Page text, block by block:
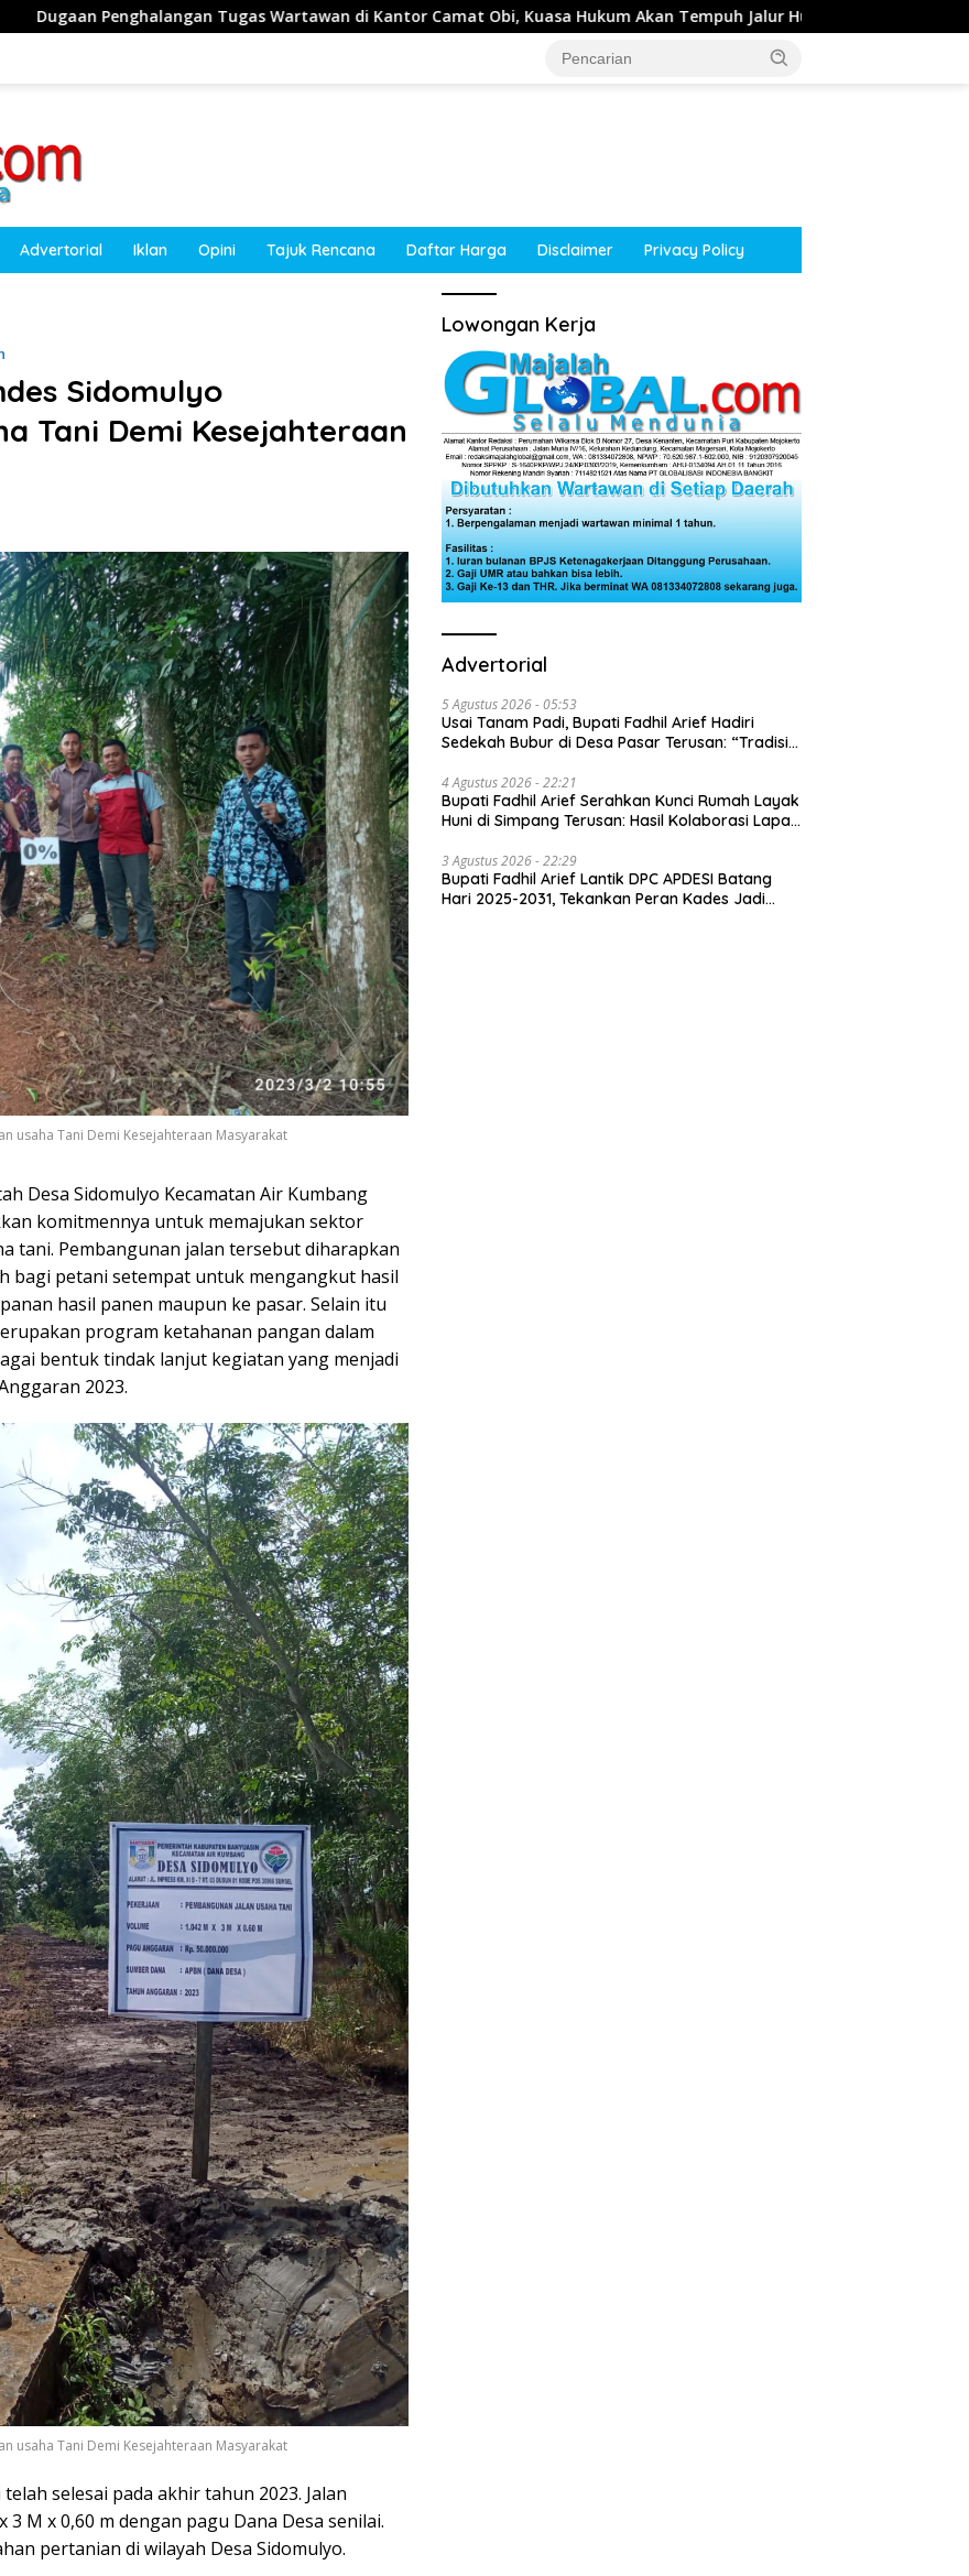
Tugas Wartawan di Kantor Camat Obi, Kuasa Hukum Akan Tempuh Jalur Hukum Kepala Desa Tempuran, Sooko,
Advertorial Iklan Opini Tajuk Rencana Daftar Harga Disclaimer Privacy Policy
Sidomulyo
Tani Demi Kesejahteraan
usaha Tani Demi Kesejahteraan Masyarakat
Desa Sidomulyo Kecamatan Air Kumbang
komitmennya untuk memajukan sektor
tani. Pembangunan jalan tersebut diharapkan
bagi petani setempat untuk mengangkut hasil
hasil panen maupun ke pasar. Selain itu
program ketahanan pangan dalam
bentuk tindak lanjut kegiatan yang menjadi
2023.
usaha Tani Demi Kesejahteraan Masyarakat
selesai pada akhir tahun 2023. Jalan
M x 0,60 m dengan pagu Dana Desa senilai.
pertanian di wilayah Desa Sidomulyo.
Lowongan Kerja
Advertorial
5 Agustus 2026 - 05:53
Usai Tanam Padi, Bupati Fadhil Arief Hadiri
Sedekah Bubur di Desa Pasar Terusan: “Tradisi
4 Agustus 2026 - 22:21
Bupati Fadhil Arief Serahkan Kunci Rumah Layak
Huni di Simpang Terusan: Hasil Kolaborasi Lapas
3 Agustus 2026 - 22:29
Bupati Fadhil Arief Lantik DPC APDESI Batang
Hari 2025-2031, Tekankan Peran Kades Jadi